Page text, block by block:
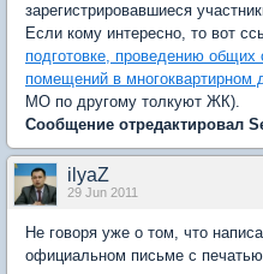
зарегистрировавшиеся
Если кому интересно, то вот
подготовке, проведению общих
помещений в многоквартирном
МО по другому толкуют ЖК).
Сообщение отредактировал
ilyaZ
29 Jun 2011
Не говоря уже о том, что
официальном письме с